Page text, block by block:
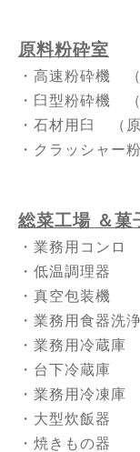
原料粉砕室
・高速粉砕機 （
・臼型粉砕機 （
・石材用臼 （原
・クラッシャー
総菜工場 ＆菓
・業務用コンロ
・低温調理器
・真空包装機
・業務用食器洗
・業務用冷蔵庫
・台下冷蔵庫
・業務用冷凍庫
・大型炊飯器
・焼きもの器